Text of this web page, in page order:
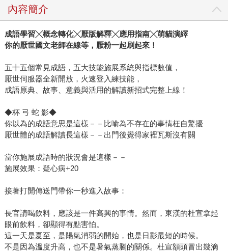
內容簡介
成語學習╳概念轉化╳厭版解釋╳應用指南╳萌貓演繹
你的厭世國文老師在線等，厭粉一起刷起來！
五十五個常見成語，五大技能施展系統與指標數值，
厭世伺服器全新開放，火速登入練技能，
成語原典、故事、意義與活用的解讀新招式完整上線！
◆杯 弓 蛇 影◆
你以為的成語意思是這樣－－比喻為不存在的事情枉自驚擾
厭世體的成語解讀長這樣－－出門後覺得家裡瓦斯沒有關
當你施展成語時的狀況會是這樣－－
施展效果：疑心病+20
接著打開傳送門帶你一秒進入故事：
長官請喝飲料，應該是一件高興的事情。然而，東漢的杜宣拿起
眼前飲料，卻顯得有點害怕。
這一天是夏至，是陽氣消弱的開始，也是日影最短的時候。
不是因為溫度升高，也不是暑氣蒸騰的關係。杜宣額頭冒出幾滴